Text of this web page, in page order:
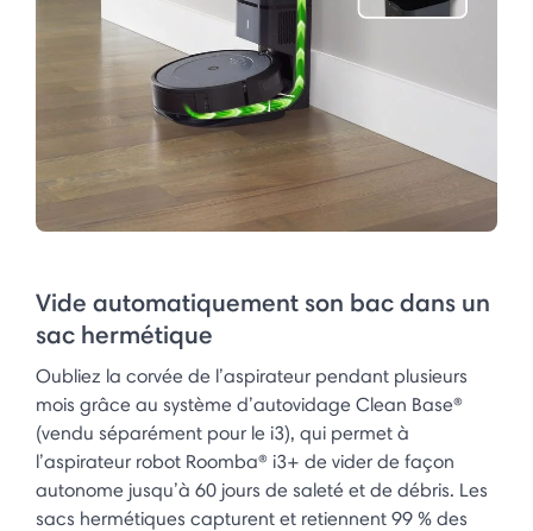
Vide automatiquement son bac dans un
sac hermétique
Oubliez la corvée de l’aspirateur pendant plusieurs
mois grâce au système d’autovidage Clean Base®
(vendu séparément pour le i3), qui permet à
l’aspirateur robot Roomba® i3+ de vider de façon
autonome jusqu’à 60 jours de saleté et de débris. Les
sacs hermétiques capturent et retiennent 99 % des